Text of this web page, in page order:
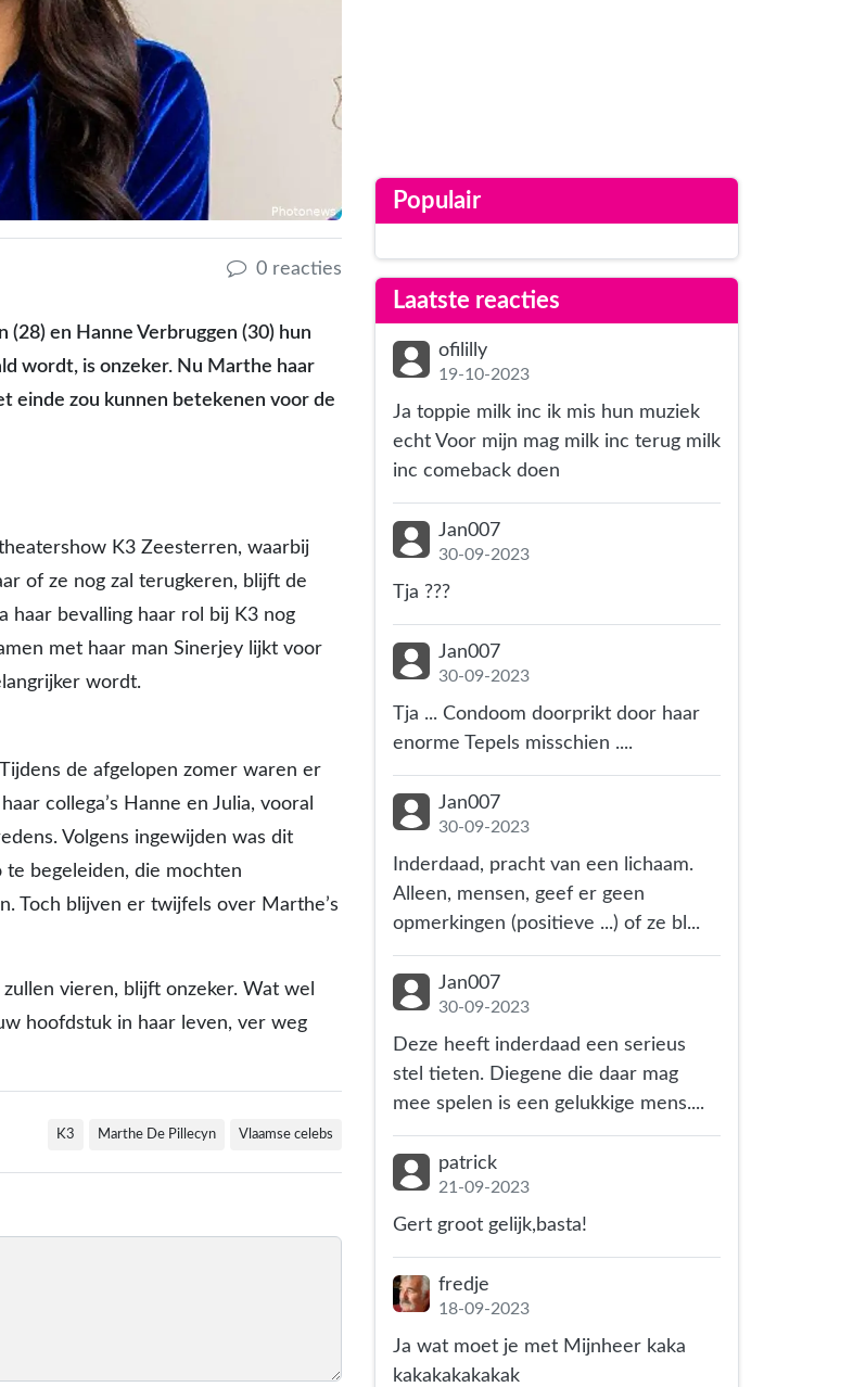
0 reacties
en Hanne Verbruggen (30) hun
wordt, is onzeker. Nu Marthe haar
einde zou kunnen betekenen voor de
K3 Zeesterren, waarbij
of ze nog zal terugkeren, blijft de
bevalling haar rol bij K3 nog
met haar man Sinerjey lijkt voor
wordt.
de afgelopen zomer waren er
collega’s Hanne en Julia, vooral
Volgens ingewijden was dit
begeleiden, die mochten
Toch blijven er twijfels over Marthe’s
vieren, blijft onzeker. Wat wel
hoofdstuk in haar leven, ver weg
K3 Marthe De Pillecyn Vlaamse celebs
Populair
Laatste reacties
ofililly
19-10-2023
Ja toppie milk inc ik mis hun muziek
echt Voor mijn mag milk inc terug milk
inc comeback doen
Jan007
30-09-2023
Tja ???
Jan007
30-09-2023
Tja ... Condoom doorprikt door haar
enorme Tepels misschien ....
Jan007
30-09-2023
Inderdaad, pracht van een lichaam.
Alleen, mensen, geef er geen
opmerkingen (positieve ...) of ze bl...
Jan007
30-09-2023
Deze heeft inderdaad een serieus
stel tieten. Diegene die daar mag
mee spelen is een gelukkige mens....
patrick
21-09-2023
Gert groot gelijk,basta!
fredje
18-09-2023
Ja wat moet je met Mijnheer kaka
kakakakakakak